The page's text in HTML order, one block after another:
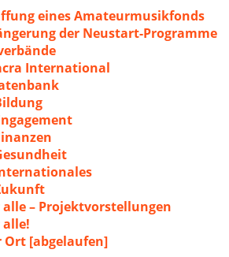
eines Amateurmusikfonds
der Neustart-Programme
International
– Projektvorstellungen
Ort [abgelaufen]